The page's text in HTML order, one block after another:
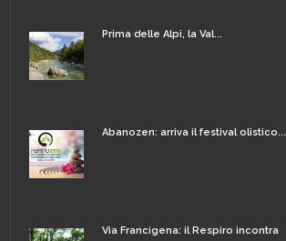
Prima delle Alpi, la Val...
Abanozen: arriva il festival olistico...
Via Francigena: il Respiro incontra